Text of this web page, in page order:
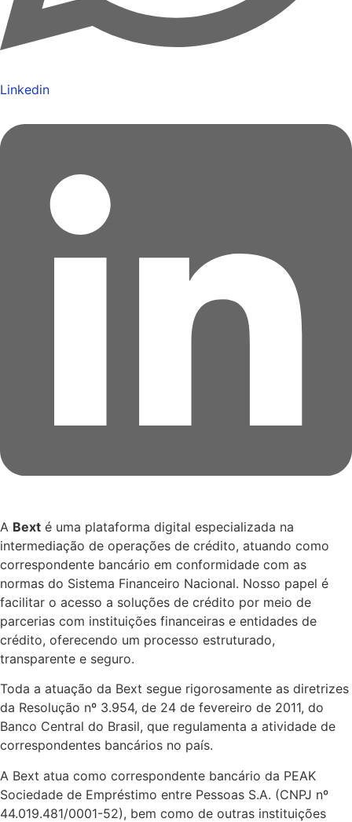
Linkedin
A Bext é uma plataforma digital especializada na
intermediação de operações de crédito, atuando como
correspondente bancário em conformidade com as
normas do Sistema Financeiro Nacional. Nosso papel é
facilitar o acesso a soluções de crédito por meio de
parcerias com instituições financeiras e entidades de
crédito, oferecendo um processo estruturado,
transparente e seguro.
Toda a atuação da Bext segue rigorosamente as diretrizes
da Resolução nº 3.954, de 24 de fevereiro de 2011, do
Banco Central do Brasil, que regulamenta a atividade de
correspondentes bancários no país.
A Bext atua como correspondente bancário da PEAK
Sociedade de Empréstimo entre Pessoas S.A. (CNPJ nº
44.019.481/0001-52), bem como de outras instituições